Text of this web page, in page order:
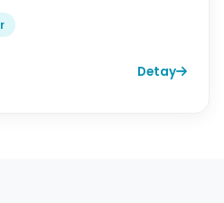
Detay